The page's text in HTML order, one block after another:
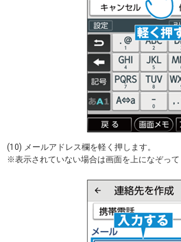
(10) メールアドレス欄を軽く押します。
※表示されていない場合は画面を上になぞって